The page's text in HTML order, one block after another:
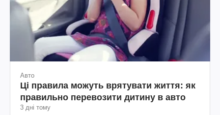
Авто
Ці правила можуть врятувати життя: як
правильно перевозити дитину в авто
3 дні тому